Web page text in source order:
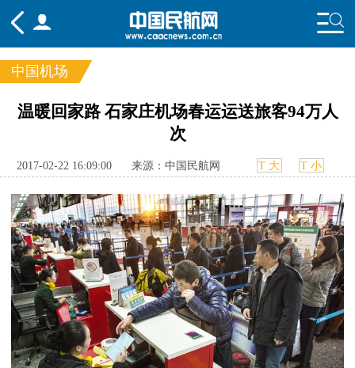
频道
国内
航图 智库 专题 舆情
中国机场
温暖回家路 石家庄机场春运运送旅客94万人
次
2017-02-22 16:09:00 来源：中国民航网 T 大 T 小